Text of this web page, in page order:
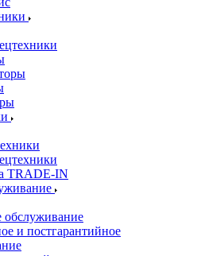
TRADE-IN
обслуживание
и постгарантийное